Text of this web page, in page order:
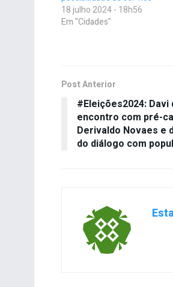
18 julho 2024 - 18h56
Em "Cidades"
Post Anterior
#Eleições2024:
encontro com pré-
Derivaldo Novaes e
do diálogo com